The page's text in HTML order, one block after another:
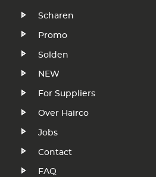
Scharen
Promo
Solden
NEW
VoetFor Suppliers
Over Hairco
Jobs
Contact
FAQ